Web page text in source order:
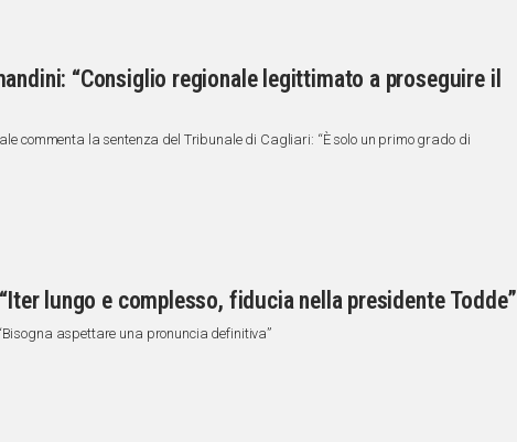
“Consiglio regionale legittimato a proseguire il
commenta la sentenza del Tribunale di Cagliari: “È solo un primo grado di
lungo e complesso, fiducia nella presidente Todde”
aspettare una pronuncia definitiva”